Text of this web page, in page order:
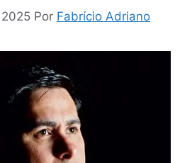
Por Fabrício Adriano